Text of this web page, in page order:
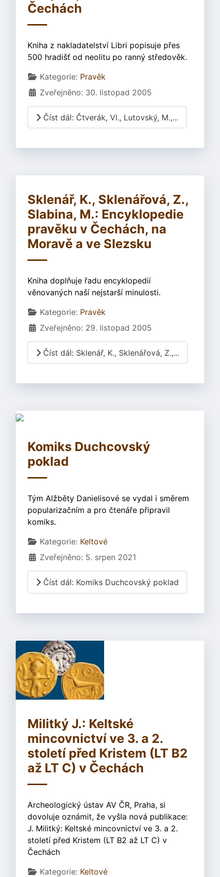
Čechách
Kniha z nakladatelství Libri popisuje přes
500 hradišť od neolitu po ranný středověk.
Základní údaje
Kategorie: Pravěk
Zveřejněno: 30. listopad 2005
Číst dál: Čtverák, Vl., Lutovský, M.,...
Sklenář, K., Sklenářová, Z.,
Slabina, M.: Encyklopedie
pravěku v Čechách, na
Moravě a ve Slezsku
Kniha doplňuje řadu encyklopedií
věnovaných naší nejstarší minulosti.
Základní údaje
Kategorie: Pravěk
Zveřejněno: 29. listopad 2005
Číst dál: Sklenář, K., Sklenářová, Z.,...
Komiks Duchcovský
poklad
Tým Alžběty Danielisové se vydal i směrem
popularizačním a pro čtenáře připravil
komiks.
Základní údaje
Kategorie: Keltové
Zveřejněno: 5. srpen 2021
Číst dál: Komiks Duchcovský poklad
Militký J.: Keltské
mincovnictví ve 3. a 2.
století před Kristem (LT B2
až LT C) v Čechách
Archeologický ústav AV ČR, Praha, si
dovoluje oznámit, že vyšla nová publikace:
J. Militký: Keltské mincovnictví ve 3. a 2.
století před Kristem (LT B2 až LT C) v
Čechách
Základní údaje
Kategorie: Keltové